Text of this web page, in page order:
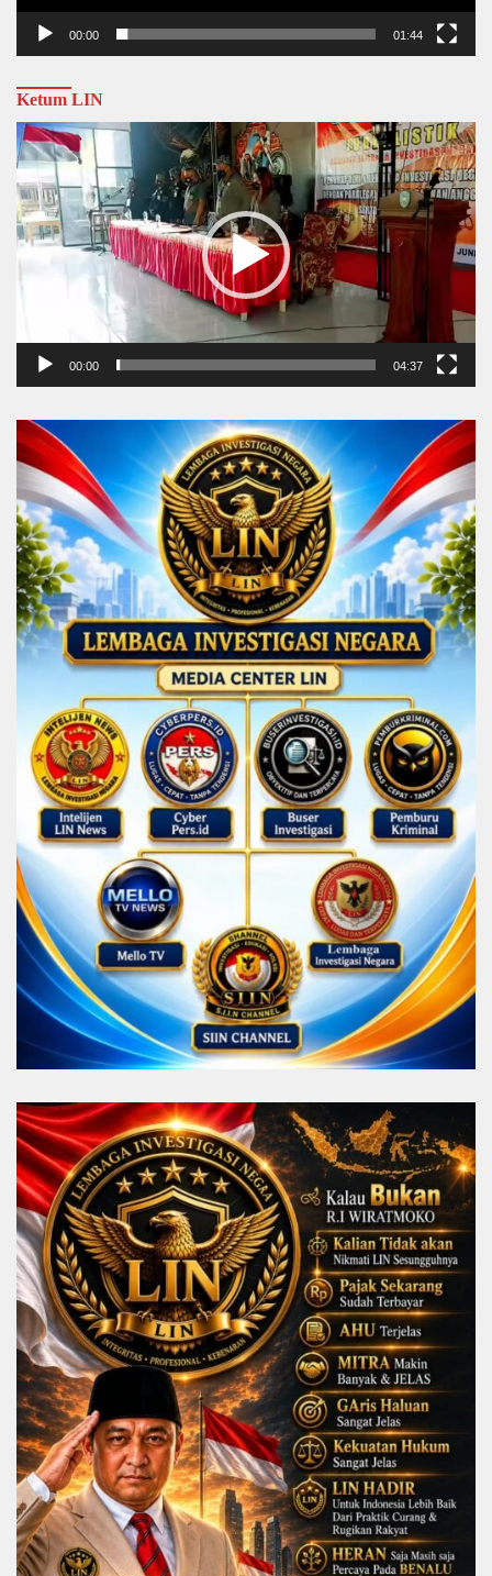
00:00 01:44
Ketum LIN
Video
Player
00:00 04:37